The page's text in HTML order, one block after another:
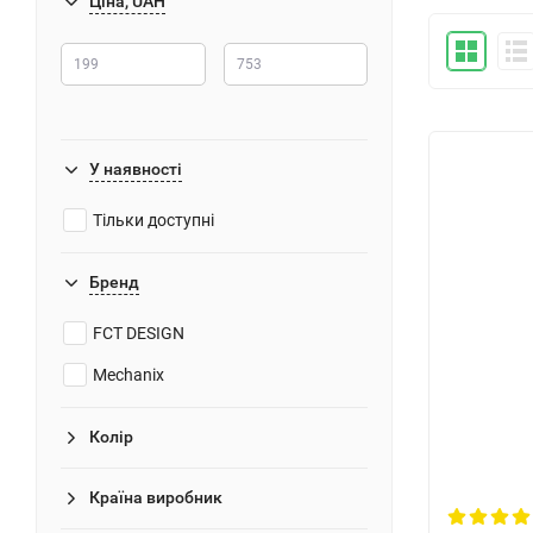
У наявності
Тільки доступні
Бренд
FCT DESIGN
Mechanix
Колір
Країна виробник